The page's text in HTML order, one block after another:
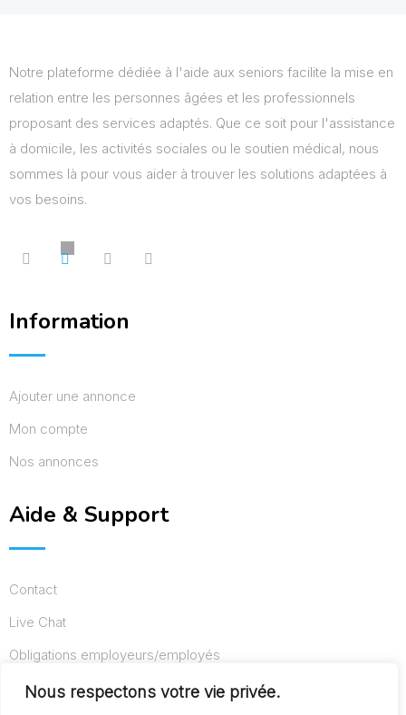
Nous respectons votre vie privée.
Notre plateforme dédiée à l'aide aux seniors facilite la mise en
relation entre les personnes âgées et les professionnels
proposant des services adaptés. Que ce soit pour l'assistance
à domicile, les activités sociales ou le soutien médical, nous
sommes là pour vous aider à trouver les solutions adaptées à
vos besoins.
Information
Ajouter une annonce
Mon compte
Nos annonces
Aide & Support
Contact
Live Chat
Obligations employeurs/employés
Conditions d’utilisation